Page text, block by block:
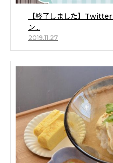
【終了しました】
ン...
2019.11.27